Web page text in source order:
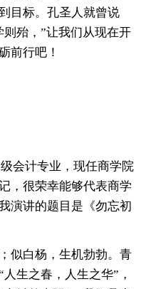
目标。孔圣人就曾说
殆，”让我们从现在开
前行吧！
计专业，现任商学院
，很荣幸能够代表商学
演讲的题目是《勿忘初
白杨，生机勃勃。青
生之春，人生之华”，